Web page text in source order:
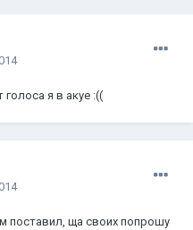
я в акуе :((
поставил, ща своих попрошу